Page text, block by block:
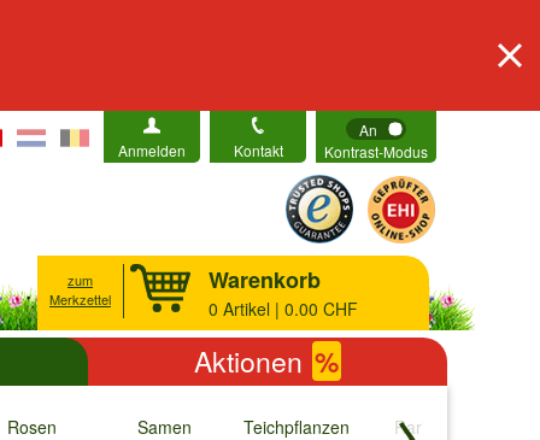
Anmelden Kontakt
An
Kontrast-Modus
zum
Merkzettel
Warenkorb
0 Artikel | 0.00 CHF
Aktionen %
Rosen Samen Teichpflanzen Raritäten